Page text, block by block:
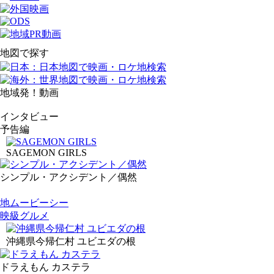
地図で探す
地域発！動画
インタビュー
予告編
SAGEMON GIRLS
シンプル・アクシデント／偶然
地ムービーシー
映級グルメ
沖縄県今帰仁村 ユビエダの根
ドラえもん カステラ